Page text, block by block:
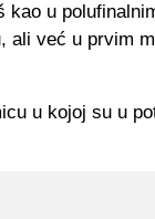
u
ali već u prvim
u kojoj su u